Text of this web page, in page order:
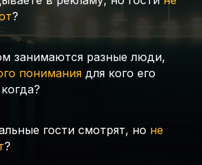
?
занимаются разные люди,
понимания для кого его
гости смотрят, но не
?